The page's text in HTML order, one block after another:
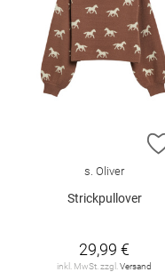
s. Oliver
Strickpullover
29,99 €
inkl. MwSt. zzgl. Versand